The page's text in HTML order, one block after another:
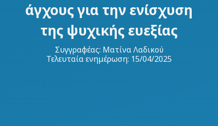
άγχους για την ενίσχυση
της ψυχικής ευεξίας
Συγγραφέας: Ματίνα Λαδικού
Τελευταία ενημέρωση: 15/04/2025